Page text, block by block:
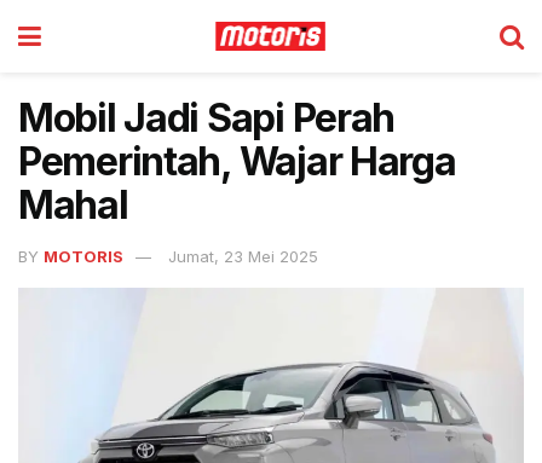
Mobil Jadi Sapi Perah
Pemerintah, Wajar Harga
Mahal
BY MOTORIS Jumat, 23 Mei 2025